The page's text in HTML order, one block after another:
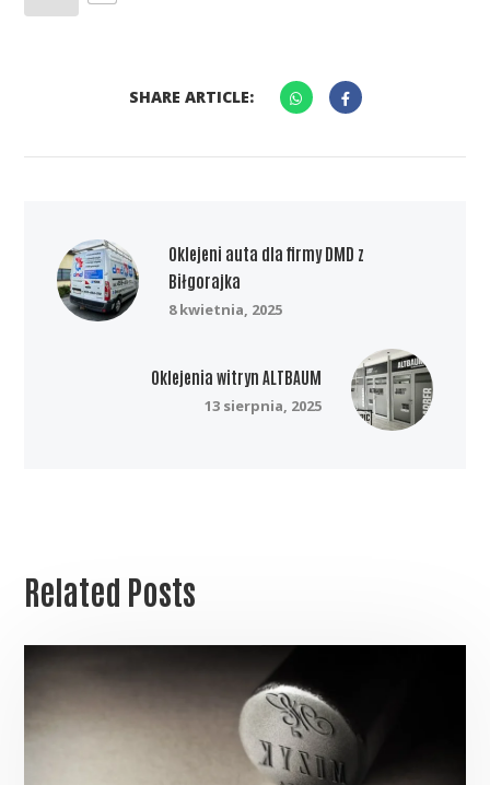
SHARE ARTICLE:
Oklejeni auta dla firmy DMD z
Biłgorajka
8 kwietnia, 2025
Oklejenia witryn ALTBAUM
13 sierpnia, 2025
Related Posts